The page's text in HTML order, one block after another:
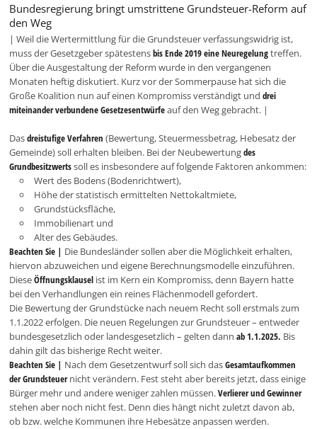
Bundesregierung bringt umstrittene Grundsteuer-Reform auf
den Weg
| Weil die Wertermittlung für die Grundsteuer verfassungswidrig ist,
muss der Gesetzgeber spätestensbis Ende 2019 eine Neuregelungtreffen.
Über die Ausgestaltung der Reform wurde in den vergangenen
Monaten heftig diskutiert. Kurz vor der Sommerpause hat sich die
Große Koalition nun auf einen Kompromiss verständigt unddrei
miteinander verbundene Gesetzesentwürfeauf den Weg gebracht. |
Dasdreistufige Verfahren (Bewertung, Steuermessbetrag, Hebesatz der
Gemeinde) soll erhalten bleiben. Bei der Neubewertungdes
Grundbesitzwertssoll es insbesondere auf folgende Faktoren ankommen:
Wert des Bodens (Bodenrichtwert),
Höhe der statistisch ermittelten Nettokaltmiete,
Grundstücksfläche,
Immobilienart und
Alter des Gebäudes.
Beachten Sie | Die Bundesländer sollen aber die Möglichkeit erhalten,
hiervon abzuweichen und eigene Berechnungsmodelle einzuführen.
DieseÖffnungsklausel ist im Kern ein Kompromiss, denn Bayern hatte
bei den Verhandlungen ein reines Flächenmodell gefordert.
Die Bewertung der Grundstücke nach neuem Recht soll erstmals zum
1.1.2022 erfolgen. Die neuen Regelungen zur Grundsteuer – entweder
bundesgesetzlich oder landesgesetzlich – gelten dannab 1.1.2025. Bis
dahin gilt das bisherige Recht weiter.
Beachten Sie | Nach dem Gesetzentwurf soll sich dasGesamtaufkommen
der Grundsteuernicht verändern. Fest steht aber bereits jetzt, dass einige
Bürger mehr und andere weniger zahlen müssen.Verlierer und Gewinner
stehen aber noch nicht fest. Denn dies hängt nicht zuletzt davon ab,
ob bzw. welche Kommunen ihre Hebesätze anpassen werden.